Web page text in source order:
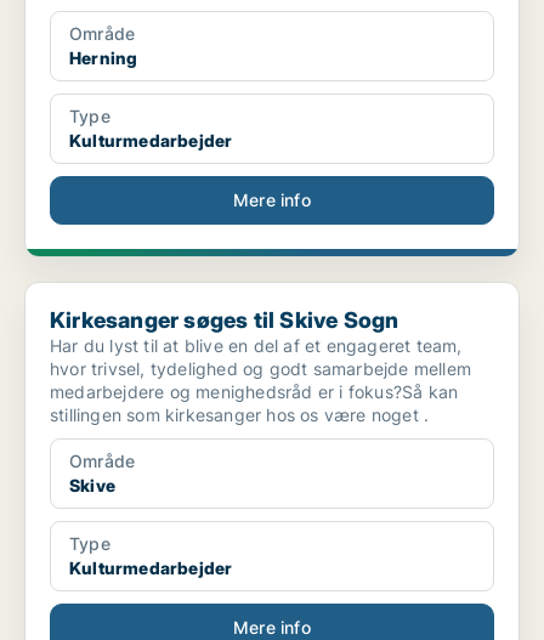
Område
Herning
Type
Kulturmedarbejder
Mere info
Kirkesanger søges til Skive Sogn
Kirkesanger søges til Skive Sogn
Har du lyst til at blive en del af et engageret team,
hvor trivsel, tydelighed og godt samarbejde mellem
medarbejdere og menighedsråd er i fokus?Så kan
stillingen som kirkesanger hos os være noget .
Område
Skive
Type
Kulturmedarbejder
Mere info